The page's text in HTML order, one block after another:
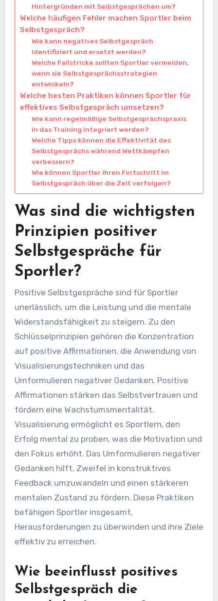
Hintergründen mit Selbstgesprächen um?
Welche häufigen Fehler machen Sportler beim
Selbstgespräch?
Wie kann negatives Selbstgespräch
identifiziert und ersetzt werden?
Welche Fallstricke sollten Sportler vermeiden,
wenn sie Selbstgesprächsstrategien
entwickeln?
Welche besten Praktiken können Sportler für
effektives Selbstgespräch umsetzen?
Wie kann regelmäßige Selbstgesprächspraxis
in das Training integriert werden?
Welche Tipps können die Effektivität des
Selbstgesprächs während Wettkämpfen
verbessern?
Wie können Sportler ihren Fortschritt im
Selbstgespräch über die Zeit verfolgen?
Was sind die wichtigsten
Prinzipien positiver
Selbstgespräche für
Sportler?
Positive Selbstgespräche sind für Sportler
unerlässlich, um die Leistung und die mentale
Widerstandsfähigkeit zu steigern. Zu den
Schlüsselprinzipien gehören die Konzentration
auf positive Affirmationen, die Anwendung von
Visualisierungstechniken und das
Umformulieren negativer Gedanken. Positive
Affirmationen stärken das Selbstvertrauen und
fördern eine Wachstumsmentalität.
Visualisierung ermöglicht es Sportlern, den
Erfolg mental zu proben, was die Motivation und
den Fokus erhöht. Das Umformulieren negativer
Gedanken hilft, Zweifel in konstruktives
Feedback umzuwandeln und einen stärkeren
mentalen Zustand zu fördern. Diese Praktiken
befähigen Sportler insgesamt,
Herausforderungen zu überwinden und ihre Ziele
effektiv zu erreichen.
Wie beeinflusst positives
Selbstgespräch die